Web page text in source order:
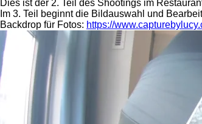
Dies ist der 2. Teil des Shootings im
Im 3. Teil beginnt die Bildauswahl und
Backdrop für Fotos: https://